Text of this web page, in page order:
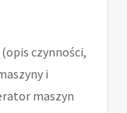
czynności,
i
maszyn